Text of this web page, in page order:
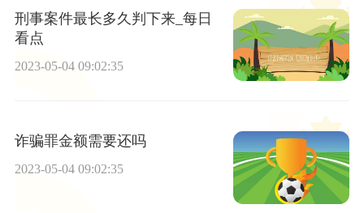
刑事案件最长多久判下来_每日
看点
2023-05-04 09:02:35
诈骗罪金额需要还吗
2023-05-04 09:02:35